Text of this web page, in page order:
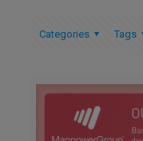
Categories Tags